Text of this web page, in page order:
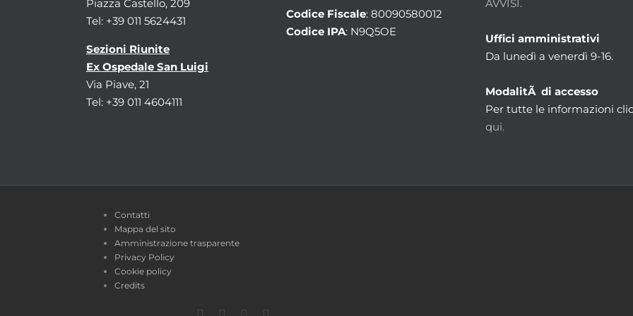
Piazza Castello, 209
Tel: +39 011 5624431
Sezioni Riunite
Ex Ospedale San Luigi
Via Piave, 21
Tel: +39 011 4604111
Codice Fiscale: 80090580012
Codice IPA: N9Q5OE
AVVISI.
Uffici amministrativi
Da lunedì a venerdì 9-16.
ModalitÃ di accesso
Per tutte le informazioni
qui.
Contatti
Mappa del sito
Amministrazione trasparente
Privacy Policy
Cookie policy
Credits